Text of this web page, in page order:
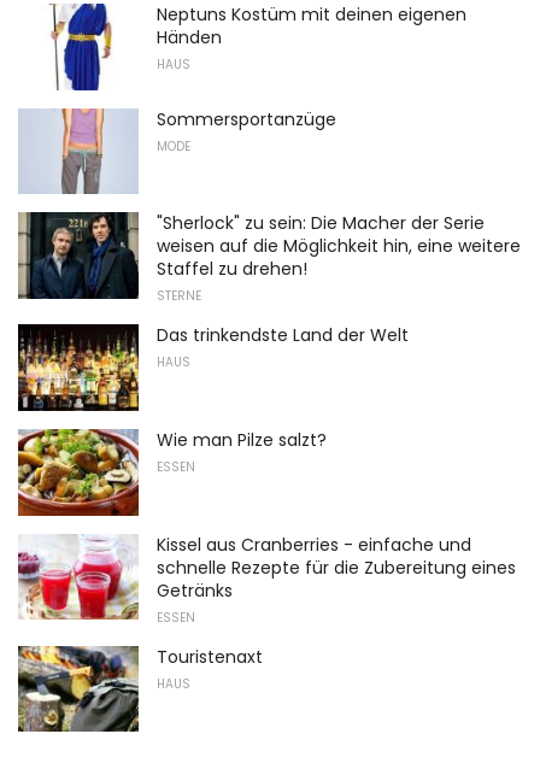
Neptuns Kostüm mit deinen eigenen
Händen
HAUS
Sommersportanzüge
MODE
"Sherlock" zu sein: Die Macher der Serie
weisen auf die Möglichkeit hin, eine weitere
Staffel zu drehen!
STERNE
Das trinkendste Land der Welt
HAUS
Wie man Pilze salzt?
ESSEN
Kissel aus Cranberries - einfache und
schnelle Rezepte für die Zubereitung eines
Getränks
ESSEN
Touristenaxt
HAUS